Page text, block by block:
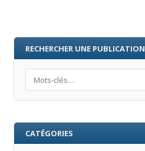
RECHERCHER UNE PUBLICATION
CATÉGORIES